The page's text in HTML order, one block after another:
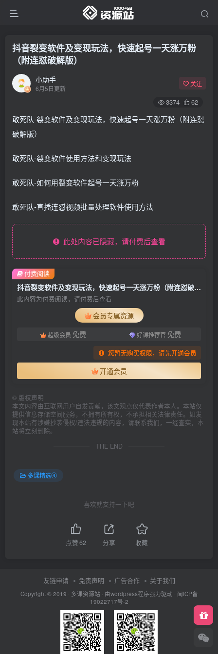
抖音裂变软件及变现玩法，快速起号一天涨万粉
（附连怼破解版）
小助手
6月5日更新
关注
3374 62
敢死队-裂变软件及变现玩法，快速起号一天涨万粉（附连怼
破解版）
敢死队-裂变软件使用方法和变现玩法
敢死队-如何用裂变软件起号一天涨万粉
敢死队-直播连怼视频批量处理软件使用方法
此处内容已隐藏，请付费后查看
抖音裂变软件及变现玩法，快速起号一天涨万粉（附连怼破解版）
此内容为付费阅读，请付费后查看
会员专属资源
超级会员 免费 好课推荐官 免费
您暂无购买权限，请先开通会员
开通会员
付费阅读
© 版权声明
本文内容由互联网用户自发贡献，该文观点仅代表作者本人。本站仅
提供信息存储空间服务，不拥有所有权，不承担相关法律责任。如发
现本站有涉嫌抄袭侵权/违法违规的内容，请联系我们，一经查实，本
站将立刻删除。
THE END
多课精选④
喜欢就支持一下吧
点赞62 分享 收藏
友链申请 免责声明 广告合作 关于我们
Copyright © 2019 · 多课资源站 · 由wordpress程序强力驱动 · 闽ICP备
19022717号-2